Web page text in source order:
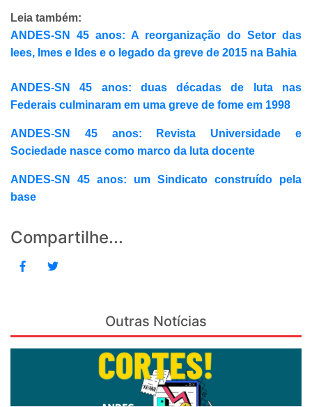
Leia também:
ANDES-SN 45 anos: A reorganização do Setor das
Iees, Imes e Ides e o legado da greve de 2015 na Bahia
ANDES-SN 45 anos: duas décadas de luta nas
Federais culminaram em uma greve de fome em 1998
ANDES-SN 45 anos: Revista Universidade e
Sociedade nasce como marco da luta docente
ANDES-SN 45 anos: um Sindicato construído pela
base
Compartilhe...
Outras Notícias